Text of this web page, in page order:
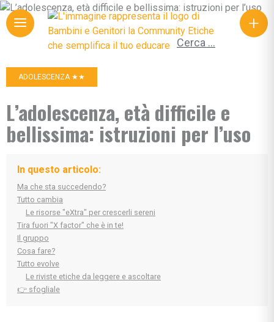
+
Ricerca per:
ADOLESCENZA ★★
L’adolescenza, età difficile e
bellissima: istruzioni per l’uso
In questo articolo:
Ma che sta succedendo?
Tutto cambia
Le risorse "eXtra" per crescerli sereni
Tira fuori "X factor" che è in te!
Il gruppo
Cosa fare?
Tutto evolve
Le riviste etiche da leggere e ascoltare
👉 sfogliale